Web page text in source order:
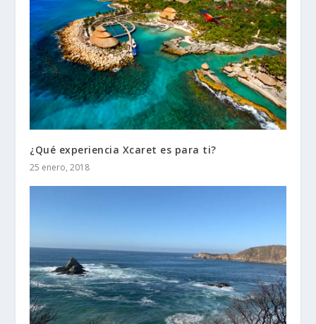
¿Qué experiencia Xcaret es para ti?
25 enero, 2018